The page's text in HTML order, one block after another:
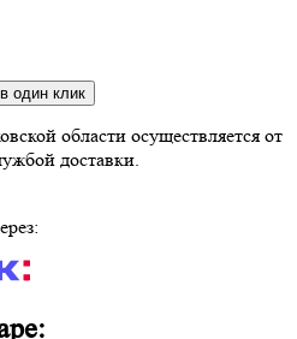
один клик
области осуществляется от
доставки.